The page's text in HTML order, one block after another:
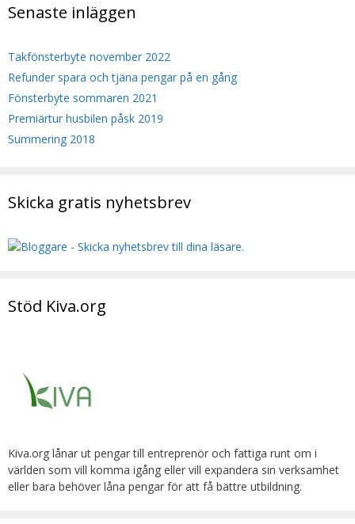
Senaste inläggen
Takfönsterbyte november 2022
Refunder spara och tjäna pengar på en gång
Fönsterbyte sommaren 2021
Premiärtur husbilen påsk 2019
Summering 2018
Skicka gratis nyhetsbrev
Stöd Kiva.org
Kiva.org lånar ut pengar till entreprenör och fattiga runt om i
världen som vill komma igång eller vill expandera sin verksamhet
eller bara behöver låna pengar för att få bättre utbildning.